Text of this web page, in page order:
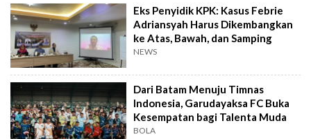
Eks Penyidik KPK: Kasus Febrie
Adriansyah Harus Dikembangkan
ke Atas, Bawah, dan Samping
NEWS
Dari Batam Menuju Timnas
Indonesia, Garudayaksa FC Buka
Kesempatan bagi Talenta Muda
BOLA